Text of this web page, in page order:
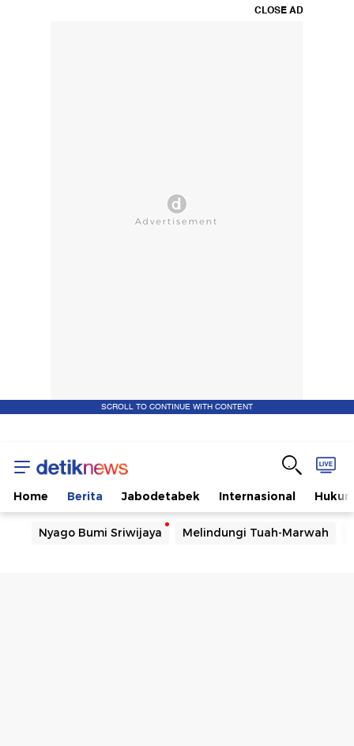
CLOSE AD
SCROLL TO CONTINUE WITH CONTENT
Home Berita Jabodetabek Internasional
Nyago Bumi Sriwijaya Melindungi Tuah-Marwah